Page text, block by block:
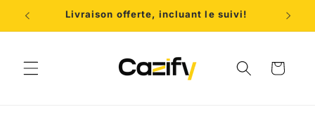
passer
au
Livraison offerte, incluant le suivi!
Panier